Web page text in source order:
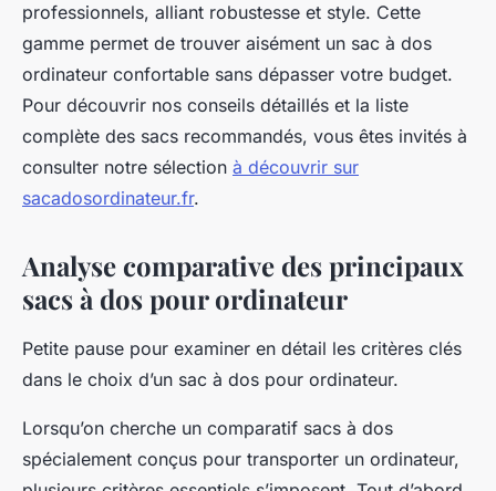
professionnels, alliant robustesse et style. Cette
gamme permet de trouver aisément un sac à dos
ordinateur confortable sans dépasser votre budget.
Pour découvrir nos conseils détaillés et la liste
complète des sacs recommandés, vous êtes invités à
consulter notre sélection à découvrir sur
sacadosordinateur.fr.
Analyse comparative des principaux
sacs à dos pour ordinateur
Petite pause pour examiner en détail les critères clés
dans le choix d’un sac à dos pour ordinateur.
Lorsqu’on cherche un comparatif sacs à dos
spécialement conçus pour transporter un ordinateur,